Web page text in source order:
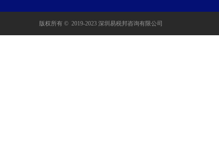
版权所有 ©  2019-2023 深圳易税邦咨询有限公司